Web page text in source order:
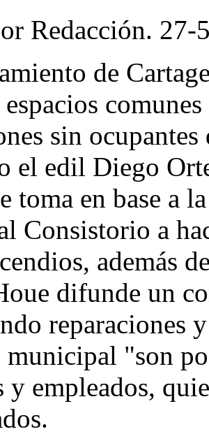
Redacción. 27-
de
sin
el edil Diego
toma en base a
Consistorio a
además
difunde un
reparaciones
municipal "son
y empleados,